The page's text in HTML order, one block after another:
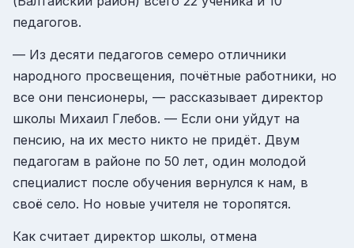
педагогов.
— Из десяти педагогов семеро отличники
народного просвещения, почётные работники, но
все они пенсионеры, — рассказывает директор
школы Михаил Глебов. — Если они уйдут на
пенсию, на их место никто не придёт. Двум
педагогам в районе по 50 лет, один молодой
специалист после обучения вернулся к нам, в
своё село. Но новые учителя не торопятся.
Как считает директор школы, отмена